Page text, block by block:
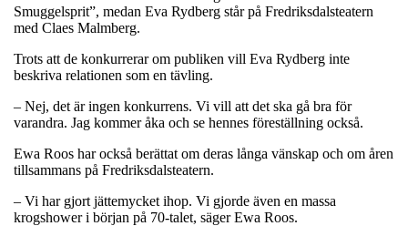
Smuggelsprit”, medan Eva Rydberg står på Fredriksdalsteatern
med Claes Malmberg.
Trots att de konkurrerar om publiken vill Eva Rydberg inte
beskriva relationen som en tävling.
– Nej, det är ingen konkurrens. Vi vill att det ska gå bra för
varandra. Jag kommer åka och se hennes föreställning också.
Ewa Roos har också berättat om deras långa vänskap och om åren
tillsammans på Fredriksdalsteatern.
– Vi har gjort jättemycket ihop. Vi gjorde även en massa
krogshower i början på 70-talet, säger Ewa Roos.